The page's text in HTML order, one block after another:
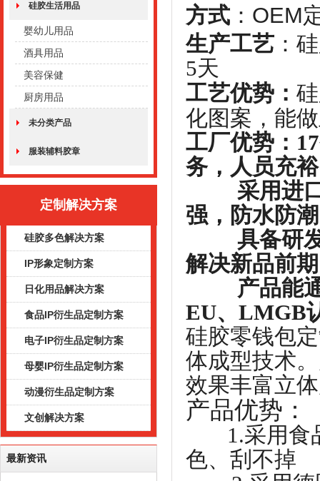
硅胶生活用品
婴幼儿用品
酒具用品
美容保健
厨房用品
未分类产品
服装辅料胶章
定制解决方案
硅胶多色解决方案
IP形象定制方案
日化用品解决方案
食品IP衍生品定制方案
电子IP衍生品定制方案
母婴IP衍生品定制方案
动漫衍生品定制方案
文创解决方案
最新资讯
方式 ：OEM
生产工艺
5天
工艺优势 ：
化图案，能
工厂优势：
务，人员充
采用进口
强，防水防
具备研发
解决新品前
产品能通
EU、LMGB
硅胶零钱包
体成型技术
效果丰富立
产品优势：
1.采用食
色、刮不掉